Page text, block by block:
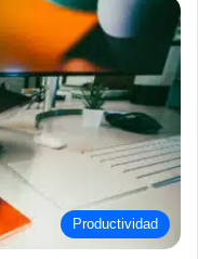
Productividad